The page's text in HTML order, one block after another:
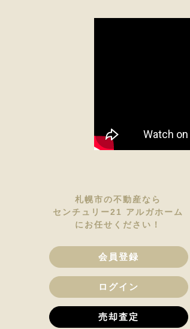
札幌市の不動産なら
センチュリー21 アルガホーム
にお任せください！
会員登録
ログイン
売却査定